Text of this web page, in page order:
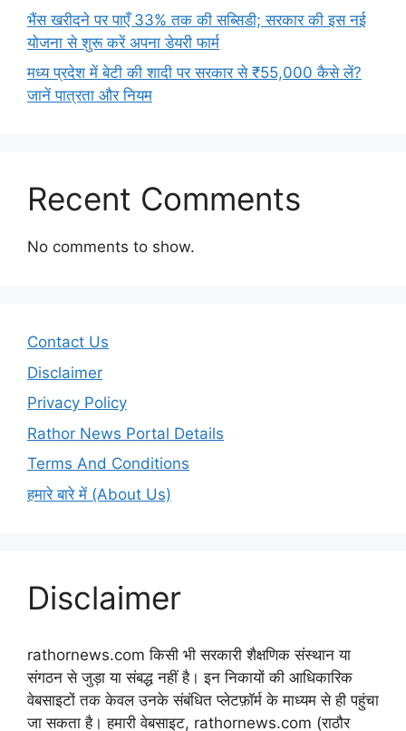
भैंस खरीदने पर पाएँ 33% तक की सब्सिडी; सरकार की इस नई
योजना से शुरू करें अपना डेयरी फार्म
मध्य प्रदेश में बेटी की शादी पर सरकार से ₹55,000 कैसे लें?
जानें पात्रता और नियम
Recent Comments
No comments to show.
Contact Us
Disclaimer
Privacy Policy
Rathor News Portal Details
Terms And Conditions
हमारे बारे में (About Us)
Disclaimer
rathornews.com किसी भी सरकारी शैक्षणिक संस्थान या
संगठन से जुड़ा या संबद्ध नहीं है। इन निकायों की आधिकारिक
वेबसाइटों तक केवल उनके संबंधित प्लेटफ़ॉर्म के माध्यम से ही पहुंचा
जा सकता है। हमारी वेबसाइट, rathornews.com (राठौर